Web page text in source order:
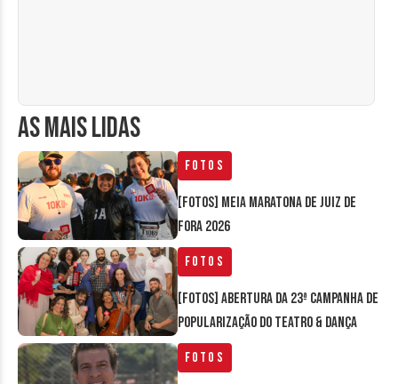
AS MAIS LIDAS
Fotos
[FOTOS] Meia Maratona de Juiz de
Fora 2026
Fotos
[FOTOS] Abertura da 23ª Campanha de
Popularização do Teatro & Dança
Fotos